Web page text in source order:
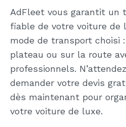
AdFleet vous garantit un
fiable de votre voiture de
mode de transport choisi
plateau ou sur la route
professionnels.
demander votre devis
dès maintenant pour
votre voiture de luxe.